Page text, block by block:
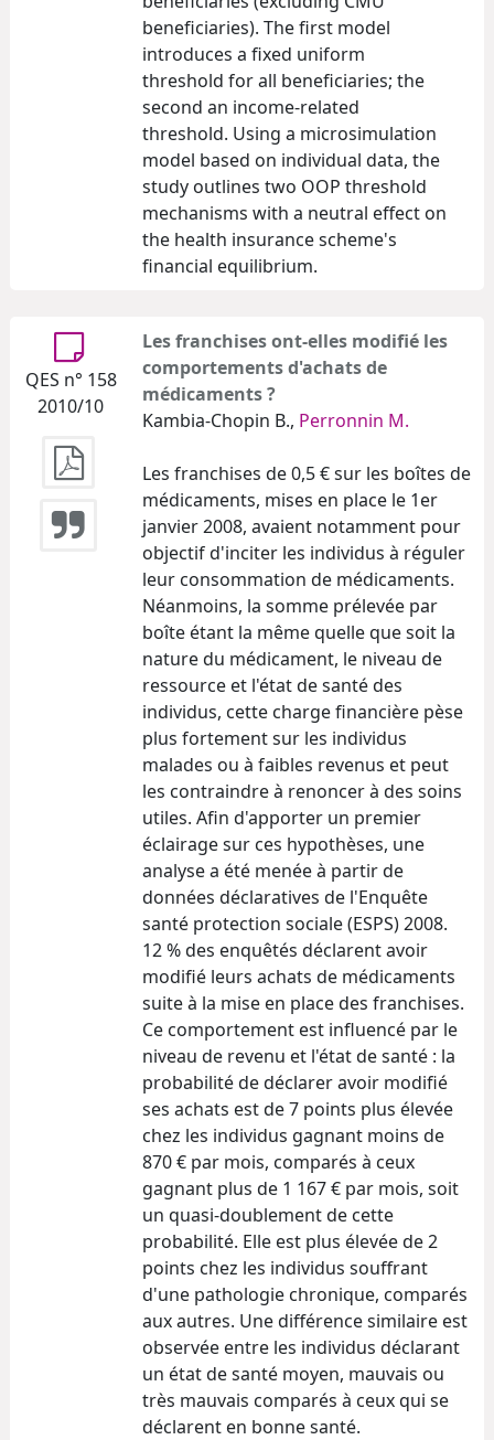
beneficiaries). The first model
introduces a fixed uniform
threshold for all beneficiaries; the
second an income-related
threshold. Using a microsimulation
model based on individual data, the
study outlines two OOP threshold
mechanisms with a neutral effect on
the health insurance scheme's
financial equilibrium.
QES n° 158
2010/10
Les franchises ont-elles modifié les
comportements d'achats de
médicaments ?
Kambia-Chopin B., Perronnin M.
Les franchises de 0,5 € sur les boîtes de
médicaments, mises en place le 1er
janvier 2008, avaient notamment pour
objectif d'inciter les individus à réguler
leur consommation de médicaments.
Néanmoins, la somme prélevée par
boîte étant la même quelle que soit la
nature du médicament, le niveau de
ressource et l'état de santé des
individus, cette charge financière pèse
plus fortement sur les individus
malades ou à faibles revenus et peut
les contraindre à renoncer à des soins
utiles. Afin d'apporter un premier
éclairage sur ces hypothèses, une
analyse a été menée à partir de
données déclaratives de l'Enquête
santé protection sociale (ESPS) 2008.
12 % des enquêtés déclarent avoir
modifié leurs achats de médicaments
suite à la mise en place des franchises.
Ce comportement est influencé par le
niveau de revenu et l'état de santé : la
probabilité de déclarer avoir modifié
ses achats est de 7 points plus élevée
chez les individus gagnant moins de
870 € par mois, comparés à ceux
gagnant plus de 1 167 € par mois, soit
un quasi-doublement de cette
probabilité. Elle est plus élevée de 2
points chez les individus souffrant
d'une pathologie chronique, comparés
aux autres. Une différence similaire est
observée entre les individus déclarant
un état de santé moyen, mauvais ou
très mauvais comparés à ceux qui se
déclarent en bonne santé.